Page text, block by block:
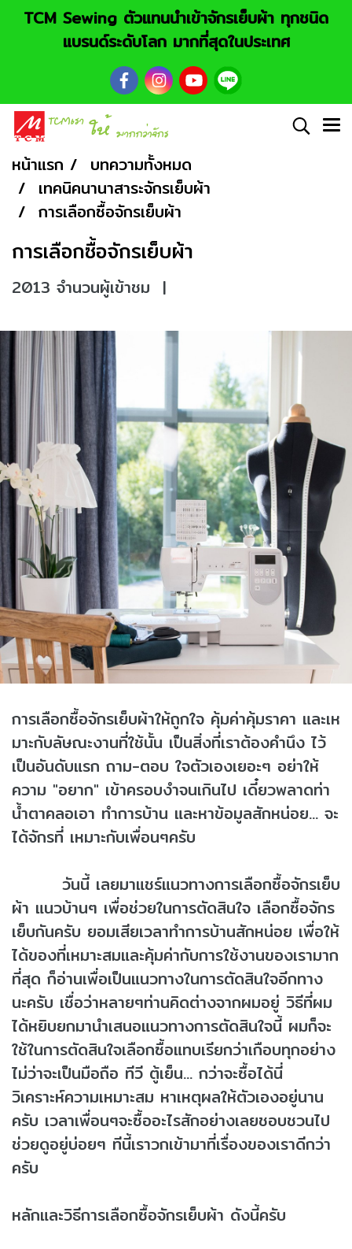
TCM Sewing ตัวแทนนำเข้าจักรเย็บผ้า ทุกชนิด
แบรนด์ระดับโลก มากที่สุดในประเทศ
หน้าแรก
บทความทั้งหมด
เทคนิคนานาสาระจักรเย็บผ้า
การเลือกซื้อจักรเย็บผ้า
การเลือกซื้อจักรเย็บผ้า
2013 จำนวนผู้เข้าชม |
การเลือกซื้อจักรเย็บผ้าให้ถูกใจ คุ้มค่าคุ้มราคา และเห
มาะกับลัษณะงานที่ใช้นั้น เป็นสิ่งที่เราต้องคำนึง ไว้
เป็นอันดับแรก ถาม-ตอบ ใจตัวเองเยอะๆ อย่าให้
ความ "อยาก" เข้าครอบงำจนเกินไป เดี๋ยวพลาดท่า
น้ำตาคลอเอา ทำการบ้าน และหาข้อมูลสักหน่อย... จะ
ได้จักรที่ เหมาะกับเพื่อนๆครับ
วันนี้ เลยมาแชร์แนวทางการเลือกซื้อจักรเย็บ
ผ้า แนวบ้านๆ เพื่อช่วยในการตัดสินใจ เลือกซื้อจักร
เย็บกันครับ ยอมเสียเวลาทำการบ้านสักหน่อย เพื่อให้
ได้ของที่เหมาะสมและคุ้มค่ากับการใช้งานของเรามาก
ที่สุด ก็อ่านเพื่อเป็นแนวทางในการตัดสินใจอีกทาง
นะครับ เชื่อว่าหลายๆท่านคิดต่างจากผมอยู่ วิธีที่ผม
ได้หยิบยกมานำเสนอแนวทางการตัดสินใจนี้ ผมก็จะ
ใช้ในการตัดสินใจเลือกซื้อแทบเรียกว่าเกือบทุกอย่าง
ไม่ว่าจะเป็นมือถือ ทีวี ตู้เย็น... กว่าจะซื้อได้นี่
วิเคราะห์ความเหมาะสม หาเหตุผลให้ตัวเองอยู่นาน
ครับ เวลาเพื่อนๆจะซื้ออะไรสักอย่างเลยชอบชวนไป
ช่วยดูอยู่บ่อยๆ ทีนี้เราวกเข้ามาที่เรื่องของเราดีกว่า
ครับ
หลักและวิธีการเลือกซื้อจักรเย็บผ้า ดังนี้ครับ